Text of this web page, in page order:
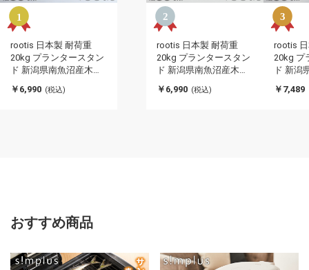
rootis 日本製 耐荷重
20kg プランタースタン
ド 新潟県南魚沼産木材
スター付き セミラウン
￥6,990 (税込)
rootis 日本製 耐荷重
20kg プランタースタン
ド 新潟県南魚沼産木材
スター付き ラウンド 幅
￥6,990 (税込)
rootis
20kg プ
ド 新潟
スター
￥7,489
おすすめ商品